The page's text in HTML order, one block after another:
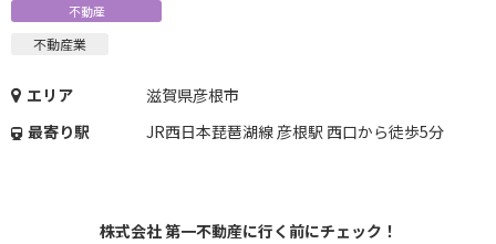
不動産
不動産業
エリア
滋賀県彦根市
最寄り駅
JR西日本琵琶湖線 彦根駅 西口から徒歩5分
株式会社 第一不動産に行く前にチェック！